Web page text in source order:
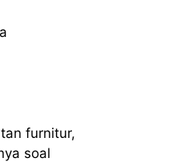
furnitur,
soal